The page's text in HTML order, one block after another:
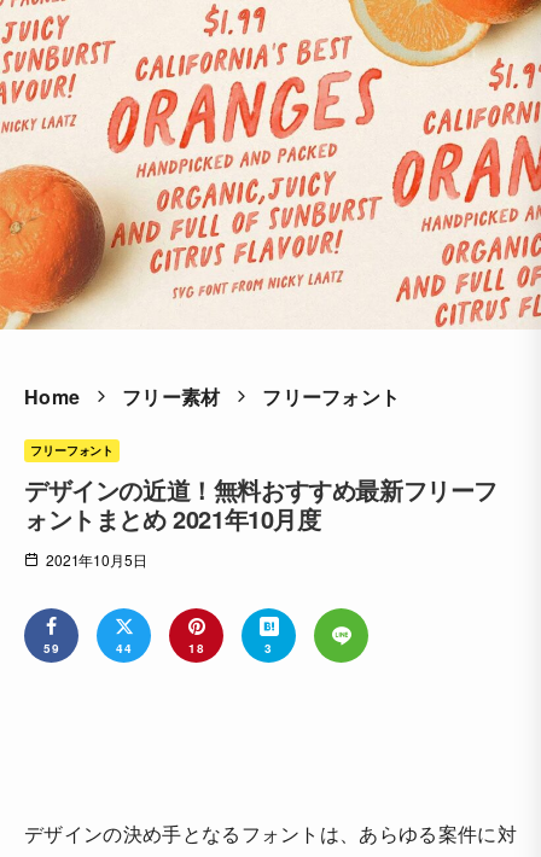
Home フリー素材 フリーフォント
フリーフォント
デザインの近道！無料おすすめ最新フリーフ
ォントまとめ 2021年10月度
2021年10月5日
59 44 18 3
デザインの決め手となるフォントは、あらゆる案件に対